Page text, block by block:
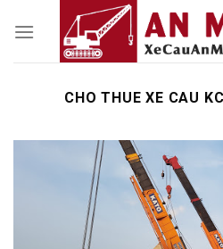
CHO THUE XE CAU